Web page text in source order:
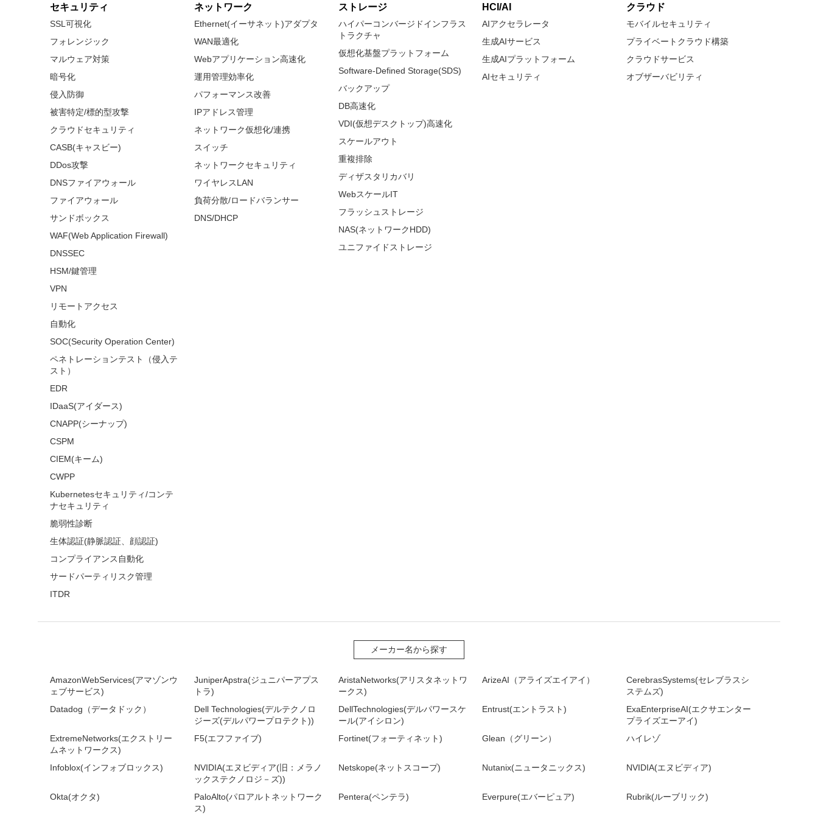
セキュリティ
SSL可視化
フォレンジック
マルウェア対策
暗号化
侵入防御
被害特定/標的型攻撃
クラウドセキュリティ
CASB(キャスビー)
DDos攻撃
DNSファイアウォール
ファイアウォール
サンドボックス
WAF(Web Application Firewall)
DNSSEC
HSM/鍵管理
VPN
リモートアクセス
自動化
SOC(Security Operation Center)
ペネトレーションテスト（侵入テ
スト）
EDR
IDaaS(アイダース)
CNAPP(シーナップ)
CSPM
CIEM(キーム)
CWPP
Kubernetesセキュリティ/コンテ
ナセキュリティ
脆弱性診断
生体認証(静脈認証、顔認証)
コンプライアンス自動化
サードパーティリスク管理
ITDR
ネットワーク
Ethernet(イーサネット)アダプタ
WAN最適化
Webアプリケーション高速化
運用管理効率化
パフォーマンス改善
IPアドレス管理
ネットワーク仮想化/連携
スイッチ
ネットワークセキュリティ
ワイヤレスLAN
負荷分散/ロードバランサー
DNS/DHCP
ストレージ
ハイパーコンバージドインフラス
トラクチャ
仮想化基盤プラットフォーム
Software-Defined Storage(SDS)
バックアップ
DB高速化
VDI(仮想デスクトップ)高速化
スケールアウト
重複排除
ディザスタリカバリ
WebスケールIT
フラッシュストレージ
NAS(ネットワークHDD)
ユニファイドストレージ
HCI/AI
AIアクセラレータ
生成AIサービス
生成AIプラットフォーム
AIセキュリティ
クラウド
モバイルセキュリティ
プライベートクラウド構築
クラウドサービス
オブザーバビリティ
メーカー名から探す
AmazonWebServices(アマゾンウ
ェブサービス)
JuniperApstra(ジュニパーアプス
トラ)
AristaNetworks(アリスタネットワ
ークス)
ArizeAI（アライズエイアイ）
CerebrasSystems(セレブラスシ
ステムズ)
Datadog（データドック）
Dell Technologies(デルテクノロ
ジーズ(デルパワープロテクト))
DellTechnologies(デルパワースケ
ール(アイシロン)
Entrust(エントラスト)
ExaEnterpriseAI(エクサエンター
プライズエーアイ)
ExtremeNetworks(エクストリー
ムネットワークス)
F5(エフファイブ) Fortinet(フォーティネット) Glean（グリーン） ハイレゾ
Infoblox(インフォブロックス)
NVIDIA(エヌビディア(旧：メラノ
ックステクノロジ－ズ))
Netskope(ネットスコープ) Nutanix(ニュータニックス) NVIDIA(エヌビディア)
Okta(オクタ)
PaloAlto(パロアルトネットワーク
ス)
Pentera(ペンテラ) Everpure(エバーピュア) Rubrik(ルーブリック)